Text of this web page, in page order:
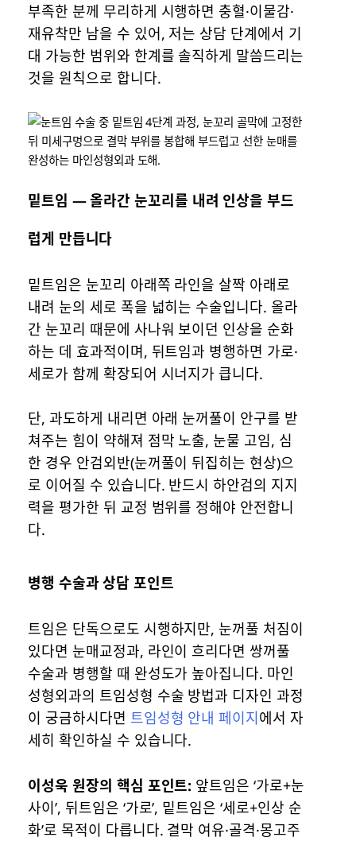
부족한 분께 무리하게 시행하면 충혈·이물감·
재유착만 남을 수 있어, 저는 상담 단계에서 기
대 가능한 범위와 한계를 솔직하게 말씀드리는
것을 원칙으로 합니다.
밑트임 — 올라간 눈꼬리를 내려 인상을 부드
럽게 만듭니다
밑트임은 눈꼬리 아래쪽 라인을 살짝 아래로
내려 눈의 세로 폭을 넓히는 수술입니다. 올라
간 눈꼬리 때문에 사나워 보이던 인상을 순화
하는 데 효과적이며, 뒤트임과 병행하면 가로·
세로가 함께 확장되어 시너지가 큽니다.
단, 과도하게 내리면 아래 눈꺼풀이 안구를 받
쳐주는 힘이 약해져 점막 노출, 눈물 고임, 심
한 경우 안검외반(눈꺼풀이 뒤집히는 현상)으
로 이어질 수 있습니다. 반드시 하안검의 지지
력을 평가한 뒤 교정 범위를 정해야 안전합니
다.
병행 수술과 상담 포인트
트임은 단독으로도 시행하지만, 눈꺼풀 처짐이
있다면 눈매교정과, 라인이 흐리다면 쌍꺼풀
수술과 병행할 때 완성도가 높아집니다. 마인
성형외과의 트임성형 수술 방법과 디자인 과정
이 궁금하시다면 트임성형 안내 페이지에서 자
세히 확인하실 수 있습니다.
이성욱 원장의 핵심 포인트: 앞트임은 ‘가로+눈
사이’, 뒤트임은 ‘가로’, 밑트임은 ‘세로+인상 순
화’로 목적이 다릅니다. 결막 여유·골격·몽고주